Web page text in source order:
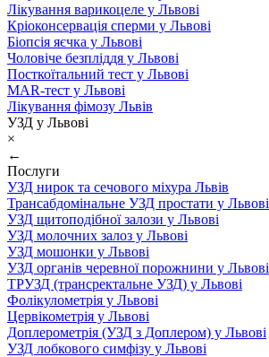
Лікування варикоцеле у Львові
Кріоконсервація сперми у Львові
Біопсія яєчка у Львові
Чоловіче безпліддя у Львові
Посткоїтальний тест у Львові
MAR-тест у Львові
Лікування фімозу Львів
УЗД у Львові
×
←
Послуги
УЗД нирок та сечового міхура Львів
Трансабдомінальне УЗД простати у Львові
УЗД щитоподібної залози у Львові
УЗД молочних залоз у Львові
УЗД мошонки у Львові
УЗД органів черевної порожнини у Львові
ТРУЗД (трансректальне УЗД) у Львові
Фолікулометрія у Львові
Цервікометрія у Львові
Доплерометрія (УЗД з Доплером) у Львові
УЗД лобкового симфізу у Львові